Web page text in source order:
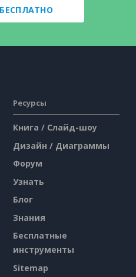
Ресурсы
Книга / Слайд-шоу
Дизайн / Диаграммы
Форум
Узнать
Блог
Знания
Бесплатные
инструменты
Sitemap